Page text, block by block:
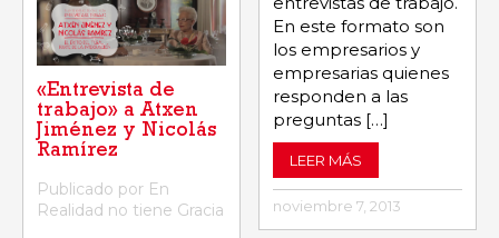
«Entrevista de
trabajo» a Atxen
Jiménez y Nicolás
Ramírez
Publicado por En
Realidad no tiene Gracia
En este formato son
los empresarios y
empresarias quienes
responden a las
preguntas […]
LEER MÁS
noviembre 7, 2013